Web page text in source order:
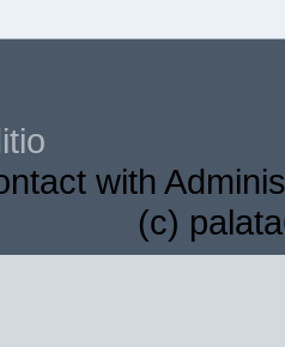
with
(c)